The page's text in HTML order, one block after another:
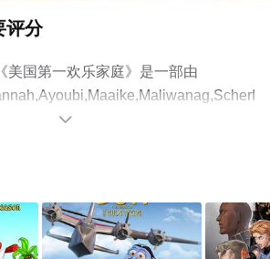
评分
美国第一欢乐家庭》是一部由
斯曼,曼迪·摩尔,阿莉雅·肖卡
等演员精彩演
版动漫全集就上天堂电影网，更多相
动漫、电视猫或剧情网等平台了解。
